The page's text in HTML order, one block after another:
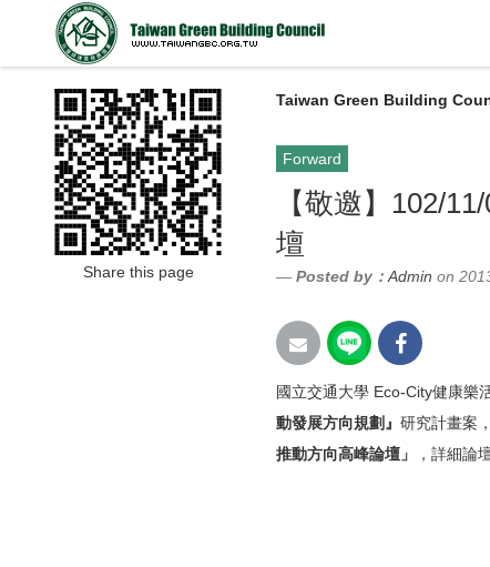
Taiwan Green Building
Forward
【敬邀】102/
壇
Posted by： Admin on
國立交通大學 Eco-City健康樂
動發展方向規劃』 研究計畫案
推動方向高峰論壇」
， 詳細論
Share this page